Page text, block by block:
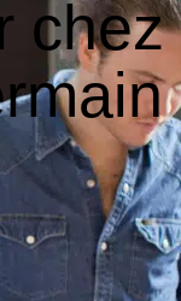
chez